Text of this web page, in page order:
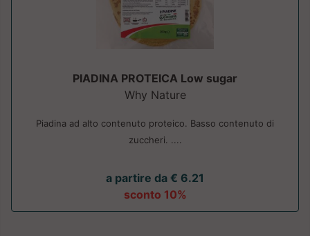
PIADINA PROTEICA Low sugar
Why Nature
Piadina ad alto contenuto proteico. Basso contenuto di
zuccheri. ....
a partire da € 6.21
sconto 10%